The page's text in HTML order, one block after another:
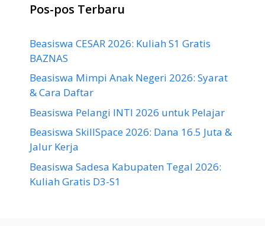
Pos-pos Terbaru
Beasiswa CESAR 2026: Kuliah S1 Gratis
BAZNAS
Beasiswa Mimpi Anak Negeri 2026: Syarat
& Cara Daftar
Beasiswa Pelangi INTI 2026 untuk Pelajar
Beasiswa SkillSpace 2026: Dana 16.5 Juta &
Jalur Kerja
Beasiswa Sadesa Kabupaten Tegal 2026:
Kuliah Gratis D3-S1